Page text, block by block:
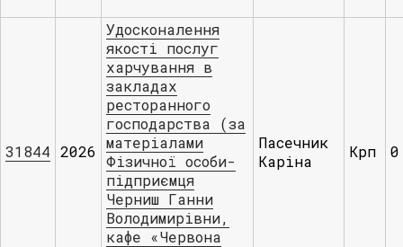
31844 2026
Удосконалення
якості послуг
харчування в
закладах
ресторанного
господарства (за
матеріалами
Фізичної особи-
підприємця
Черниш Ганни
Володимирівни,
кафе «Червона
Пасечник
Каріна
Крп 0